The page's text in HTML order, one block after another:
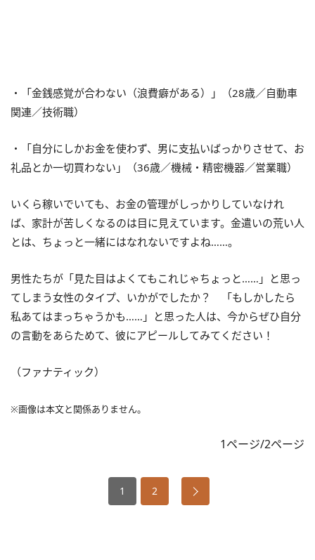
・「金銭感覚が合わない（浪費癖がある）」（28歳／自動車
関連／技術職）
・「自分にしかお金を使わず、男に支払いばっかりさせて、お
礼品とか一切買わない」（36歳／機械・精密機器／営業職）
いくら稼いでいても、お金の管理がしっかりしていなけれ
ば、家計が苦しくなるのは目に見えています。金遣いの荒い人
とは、ちょっと一緒にはなれないですよね……。
男性たちが「見た目はよくてもこれじゃちょっと……」と思っ
てしまう女性のタイプ、いかがでしたか？ 「もしかしたら
私あてはまっちゃうかも……」と思った人は、今からぜひ自分
の言動をあらためて、彼にアピールしてみてください！
（ファナティック）
※画像は本文と関係ありません。
1ページ/2ページ
1 2